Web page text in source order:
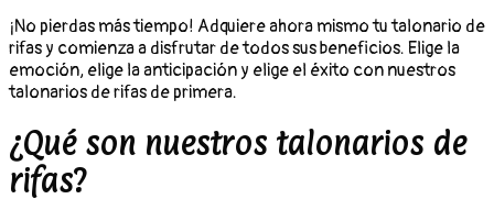
¡No pierdas más tiempo! Adquiere ahora mismo tu talonario de
rifas y comienza a disfrutar de todos sus beneficios. Elige la
emoción, elige la anticipación y elige el éxito con nuestros
talonarios de rifas de primera.
¿Qué son nuestros talonarios de
rifas?